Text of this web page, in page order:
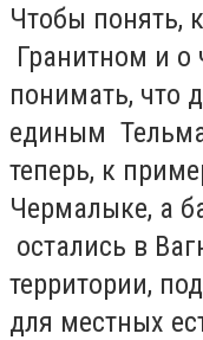
Чтобы понять,
Гранитном и
понимать, что
единым
теперь, к
Чермалыке, а
остались в
территории,
для местных